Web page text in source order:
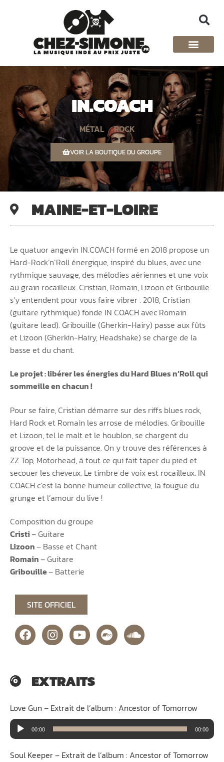
IN.COACH
MÉTAL ROCK
VOIR LA BOUTIQUE DU GROUPE
MAINE-ET-LOIRE
Le quatuor angevin IN.COACH formé en 2018 propose un
Hard-Rock’n’Roll énergique, inspiré du blues, avec une
rythmique sauvage, des mélodies aériennes et une voix
au grain rocailleux. Cristian, Romain, Lizoon et Gribouille
s’y entendent pour vous faire vibrer . 2018, Cristian
(guitare rythmique) fonde IN COACH avec Romain
(guitare lead). Gribouille (Gherkin-Hairy) passe aux fûts
et Lizoon (Gherkin-Hairy, Headshake) se charge de la
basse et du chant.
Le projet : libérer les énergies du Hard Blues n’Roll qui
sommeille en chacun !
Pour se faire, Cristian démarre sur des riffs blues rock,
Hard Rock et Romain les arrose de mélodies. Gribouille
et Lizoon, tel le malt et le houblon, se chargent du
groove et de la puissance. On y trouve des références à
ZZ Top, Motorhead, à tout ce qui fait taper du pied et
secouer les cheveux. Le timbre de voix est rocailleux. IN
COACH c’est la bonne humeur collective, la fougue du
grunge et l’amour du live !
Composition du groupe
Cristi– Guitare
Lizoon– Basse et Chant
Romain– Guitare
Gribouille– Batterie
SITE OFFICIEL
EXTRAITS
Love Gun – Extrait de l’album : Ancestor of Tomorrow
Lecteur
audio
00:00 00:00
Soul Keeper – Extrait de l’album : Ancestor of Tomorrow